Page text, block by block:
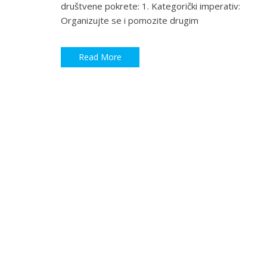
društvene pokrete: 1. Kategorički imperativ:
Organizujte se i pomozite drugim
Read More